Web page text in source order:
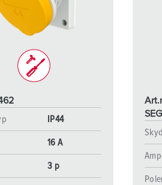
Kontakter och uttag i enlighet med
Data-/nätverksteknologi
Utökad version
Tillbehör
IP44
16 A
3 p